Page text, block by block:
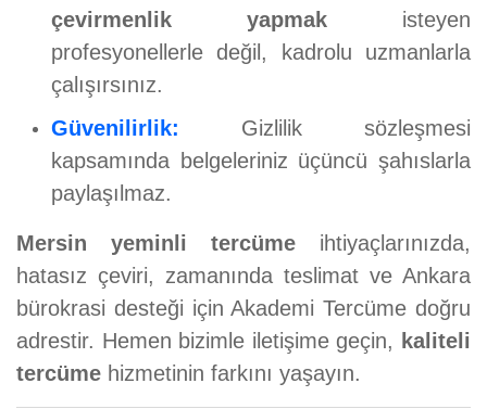
çevirmenlik yapmak isteyen
profesyonellerle değil, kadrolu uzmanlarla
çalışırsınız.
Güvenilirlik:
Gizlilik sözleşmesi
kapsamında belgeleriniz üçüncü şahıslarla
paylaşılmaz.
Mersin yeminli tercüme ihtiyaçlarınızda,
hatasız çeviri, zamanında teslimat ve Ankara
bürokrasi desteği için Akademi Tercüme doğru
adrestir. Hemen bizimle iletişime geçin, kaliteli
tercüme hizmetinin farkını yaşayın.